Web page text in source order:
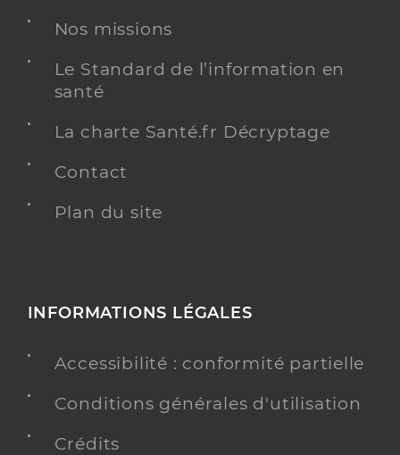
Nos missions
Le Standard de l’information en
santé
La charte Santé.fr Décryptage
Contact
Plan du site
INFORMATIONS LÉGALES
Accessibilité : conformité partielle
Conditions générales d'utilisation
Crédits